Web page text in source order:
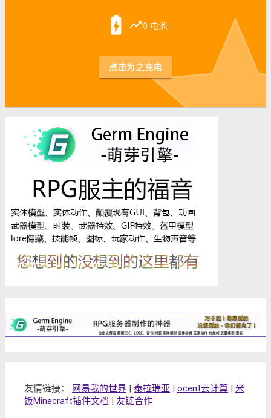
battery_charging_full trending_up0 电池
点击为之充电
友情链接： 网易我的世界 泰拉瑞亚 ocent云计算
米
饭Minecraft插件文档
友链合作